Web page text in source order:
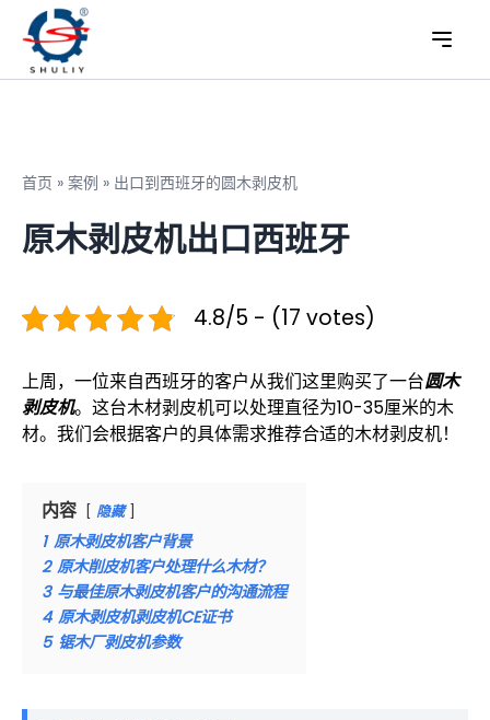
首页 » 案例 » 出口到西班牙的圆木剥皮机
原木剥皮机出口西班牙
4.8/5 - (17 votes)
上周，一位来自西班牙的客户从我们这里购买了一台圆木
剥皮机。这台木材剥皮机可以处理直径为10-35厘米的木
材。我们会根据客户的具体需求推荐合适的木材剥皮机！
内容 隐藏
1 原木剥皮机客户背景
2 原木削皮机客户处理什么木材？
3 与最佳原木剥皮机客户的沟通流程
4 原木剥皮机剥皮机CE证书
5 锯木厂剥皮机参数